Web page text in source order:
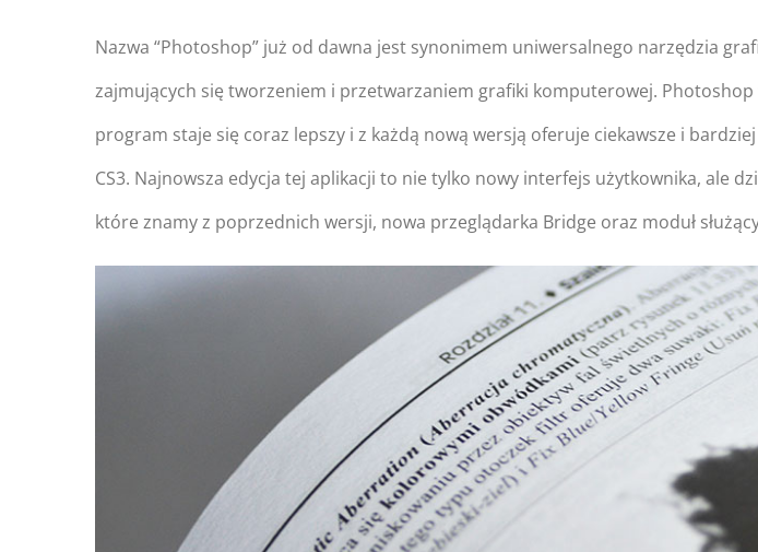
Nazwa “Photoshop” już od dawna jest synonimem uniwersalnego narzędzia
zajmujących się tworzeniem i przetwarzaniem grafiki komputerowej.
program staje się coraz lepszy i z każdą nową wersją oferuje ciekawsze i
CS3. Najnowsza edycja tej aplikacji to nie tylko nowy interfejs użytkownika, ale
które znamy z poprzednich wersji, nowa przeglądarka Bridge oraz moduł